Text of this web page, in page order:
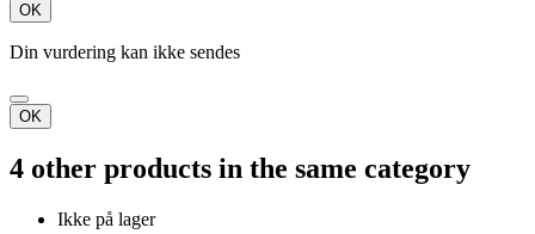
OK
Din vurdering kan ikke sendes
OK
4 other products in the same category
Ikke på lager